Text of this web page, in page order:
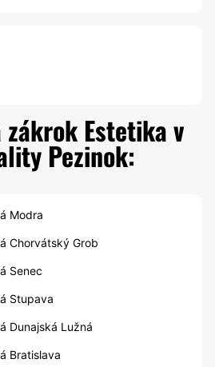
Estetika v
Pezinok:
Modra
Chorvátský Grob
Senec
Stupava
Dunajská Lužná
Bratislava